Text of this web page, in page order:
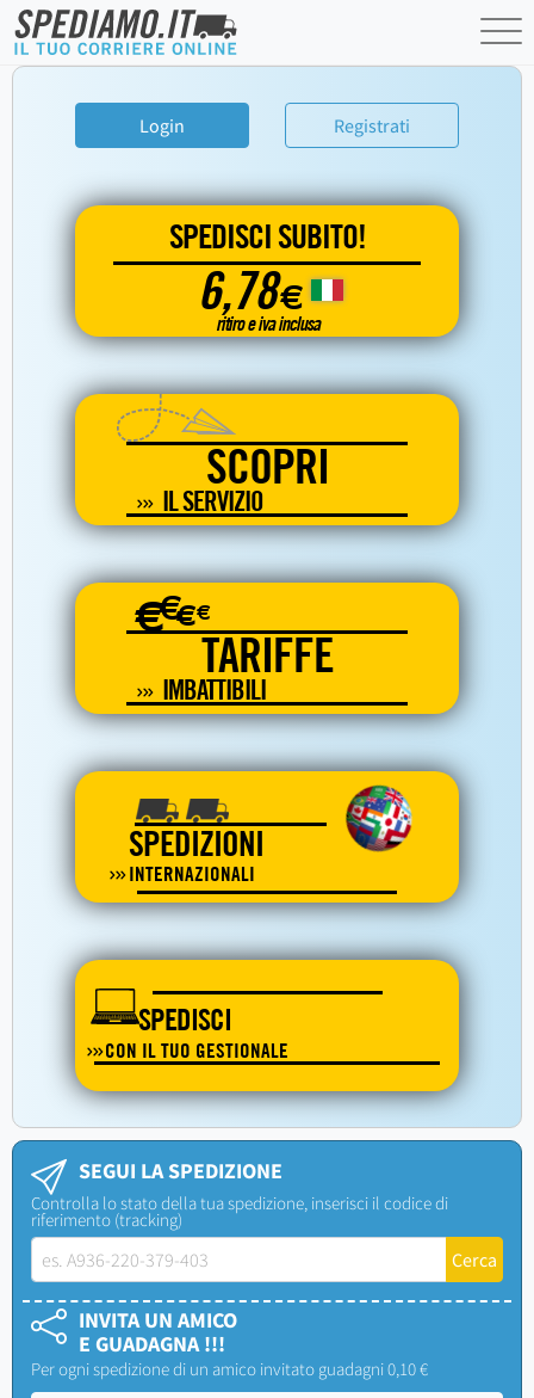
Login Registrati
SPEDISCI SUBITO!
6,78€
ritiro e iva inclusa
SCOPRI
IL SERVIZIO
€€€€
TARIFFE
IMBATTIBILI
SPEDIZIONI
INTERNAZIONALI
SPEDISCI
CON IL TUO GESTIONALE
SEGUI LA SPEDIZIONE
Controlla lo stato della tua spedizione, inserisci il codice di
riferimento (tracking)
INVITA UN AMICO
E GUADAGNA !!!
Per ogni spedizione di un amico invitato guadagni 0,10 €